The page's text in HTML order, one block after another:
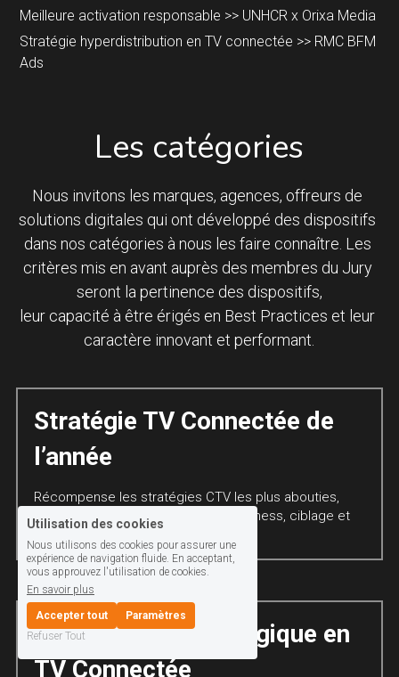
Meilleure activation responsable >> UNHCR x Orixa Media
Stratégie hyperdistribution en TV connectée >> RMC BFM
Ads
Les catégories
Nous invitons les marques, agences, offreurs de
solutions digitales qui ont développé des dispositifs
dans nos catégories à nous les faire connaître. Les
critères mis en avant auprès des membres du Jury
seront la pertinence des dispositifs,
leur capacité à être érigés en Best Practices et leur
caractère innovant et performant.
Stratégie TV Connectée de
l’année
Récompense les stratégies CTV les plus abouties,
intégrant vision média, objectifs business, ciblage et
Innovation technologique en
TV Connectée
Utilisation des cookies
Nous utilisons des cookies pour assurer une
expérience de navigation fluide. En acceptant,
vous approuvez l'utilisation de cookies.
En savoir plus
Accepter tout
Paramètres
Refuser Tout